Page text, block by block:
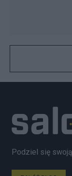
Podziel się